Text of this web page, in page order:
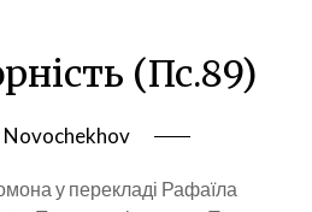
(Пс.89)
Novochekhov
у перекладі Рафаїла